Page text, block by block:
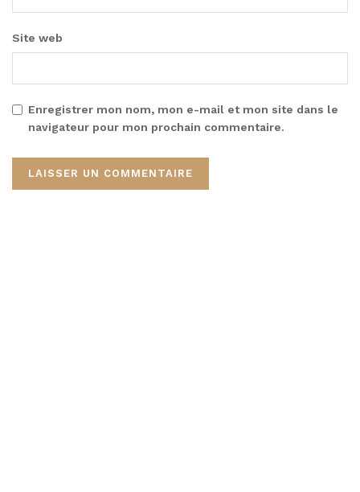
Site web
Enregistrer mon nom, mon e-mail et mon site dans le
navigateur pour mon prochain commentaire.